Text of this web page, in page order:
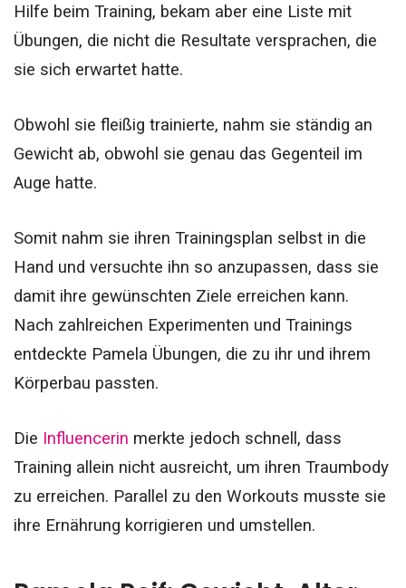
Hilfe beim Training, bekam aber eine Liste mit
Übungen, die nicht die Resultate versprachen, die
sie sich erwartet hatte.
Obwohl sie fleißig trainierte, nahm sie ständig an
Gewicht ab, obwohl sie genau das Gegenteil im
Auge hatte.
Somit nahm sie ihren Trainingsplan selbst in die
Hand und versuchte ihn so anzupassen, dass sie
damit ihre gewünschten Ziele erreichen kann.
Nach zahlreichen Experimenten und Trainings
entdeckte Pamela Übungen, die zu ihr und ihrem
Körperbau passten.
Die Influencerin merkte jedoch schnell, dass
Training allein nicht ausreicht, um ihren Traumbody
zu erreichen. Parallel zu den Workouts musste sie
ihre Ernährung korrigieren und umstellen.